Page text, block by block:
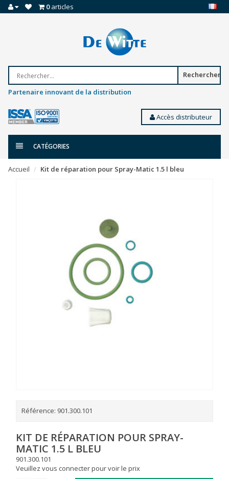
0articles
Rechercher
Partenaire innovant de la distribution
Accès distributeur
CATÉGORIES
Accueil Kit de réparation pour Spray-Matic 1.5 l bleu
Référence: 901.300.101
KIT DE RÉPARATION POUR SPRAY-
MATIC 1.5 L BLEU
901.300.101
Veuillez vous connecter pour voir le prix